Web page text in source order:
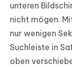
unteren
nicht mögen.
nur wenigen
Suchleiste in
oben